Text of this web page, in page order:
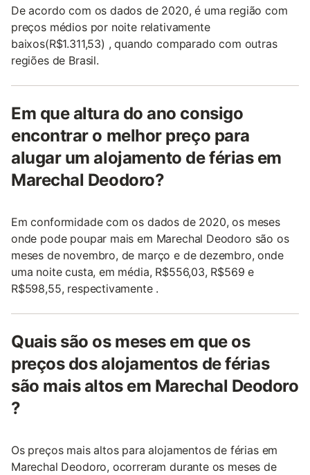
De acordo com os dados de 2020, é uma região com
preços médios por noite relativamente
baixos(R$1.311,53) , quando comparado com outras
regiões de Brasil.
Em que altura do ano consigo
encontrar o melhor preço para
alugar um alojamento de férias em
Marechal Deodoro?
Em conformidade com os dados de 2020, os meses
onde pode poupar mais em Marechal Deodoro são os
meses de novembro, de março e de dezembro, onde
uma noite custa, em média, R$556,03, R$569 e
R$598,55, respectivamente .
Quais são os meses em que os
preços dos alojamentos de férias
são mais altos em Marechal Deodoro
?
Os preços mais altos para alojamentos de férias em
Marechal Deodoro, ocorreram durante os meses de